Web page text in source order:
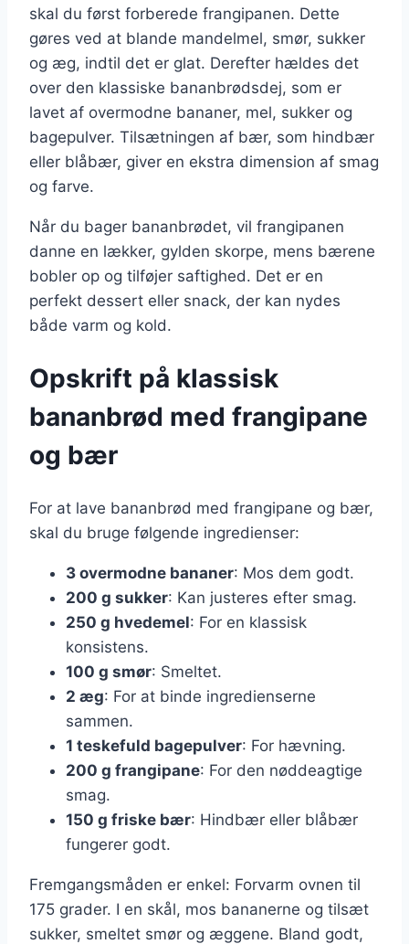
skal du først forberede frangipanen. Dette
gøres ved at blande mandelmel, smør, sukker
og æg, indtil det er glat. Derefter hældes det
over den klassiske bananbrødsdej, som er
lavet af overmodne bananer, mel, sukker og
bagepulver. Tilsætningen af bær, som hindbær
eller blåbær, giver en ekstra dimension af smag
og farve.
Når du bager bananbrødet, vil frangipanen
danne en lækker, gylden skorpe, mens bærene
bobler op og tilføjer saftighed. Det er en
perfekt dessert eller snack, der kan nydes
både varm og kold.
Opskrift på klassisk
bananbrød med frangipane
og bær
For at lave bananbrød med frangipane og bær,
skal du bruge følgende ingredienser:
3 overmodne bananer: Mos dem godt.
200 g sukker: Kan justeres efter smag.
250 g hvedemel: For en klassisk
konsistens.
100 g smør: Smeltet.
2 æg: For at binde ingredienserne
sammen.
1 teskefuld bagepulver: For hævning.
200 g frangipane: For den nøddeagtige
smag.
150 g friske bær: Hindbær eller blåbær
fungerer godt.
Fremgangsmåden er enkel: Forvarm ovnen til
175 grader. I en skål, mos bananerne og tilsæt
sukker, smeltet smør og æggene. Bland godt,